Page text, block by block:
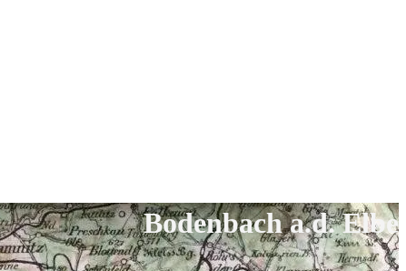
Bodenbach a.d. Elbe